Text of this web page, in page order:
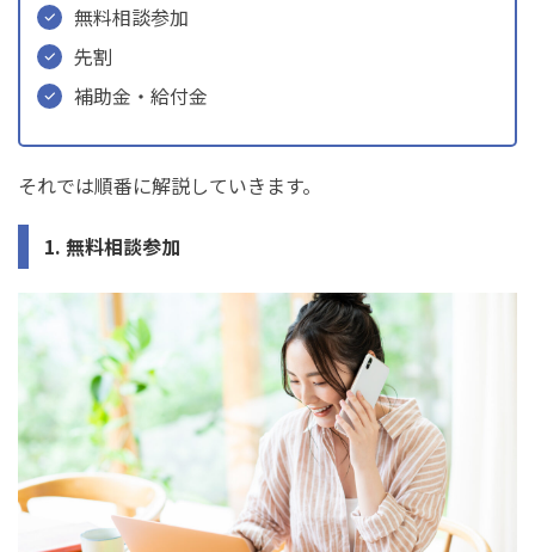
無料相談参加
先割
補助金・給付金
それでは順番に解説していきます。
1. 無料相談参加